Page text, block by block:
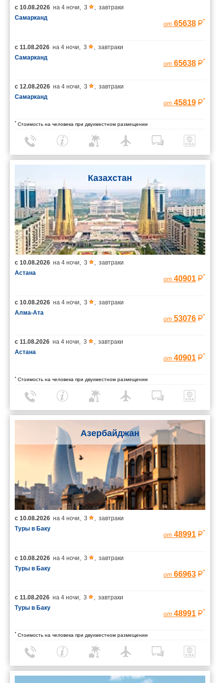
с 10.08.2026 на 4 ночи, 3 , завтраки
Самарканд
от 65638 *
с 11.08.2026 на 4 ночи, 3 , завтраки
Самарканд
от 65638 *
с 12.08.2026 на 4 ночи, 3 , завтраки
Самарканд
от 45819 *
* Стоимость на человека при двухместном размещении
Казахстан
с 10.08.2026 на 4 ночи, 3 , завтраки
Астана
от 40901 *
с 10.08.2026 на 4 ночи, 3 , завтраки
Алма-Ата
от 53076 *
с 11.08.2026 на 4 ночи, 3 , завтраки
Астана
от 40901 *
* Стоимость на человека при двухместном размещении
Азербайджан
с 10.08.2026 на 4 ночи 3
завтраки
Туры в Баку
от 48991 *
с 10.08.2026 на 4 ночи 3
завтраки
Туры в Баку
от 66963 *
с 11.08.2026 на 4 ночи 3
завтраки
Туры в Баку
от 48991 *
* Стоимость на человека при двухместном размещении